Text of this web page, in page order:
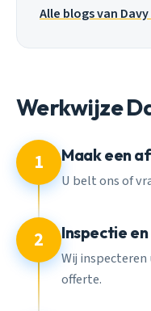
Alle blogs van
Werkwijze
1 Maak een
U belt ons of
2 Inspectie
Wij
offerte.